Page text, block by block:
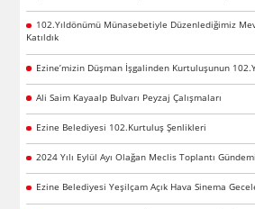
102.Yıldönümü Münasebetiyle Düzenlediğimiz
Katıldık
Ezine’mizin Düşman İşgalinden Kurtuluşunun
Ali Saim Kayaalp Bulvarı Peyzaj Çalışmaları
Ezine Belediyesi 102.Kurtuluş Şenlikleri
2024 Yılı Eylül Ayı Olağan Meclis Toplantı Gündemi
Ezine Belediyesi Yeşilçam Açık Hava Sinema